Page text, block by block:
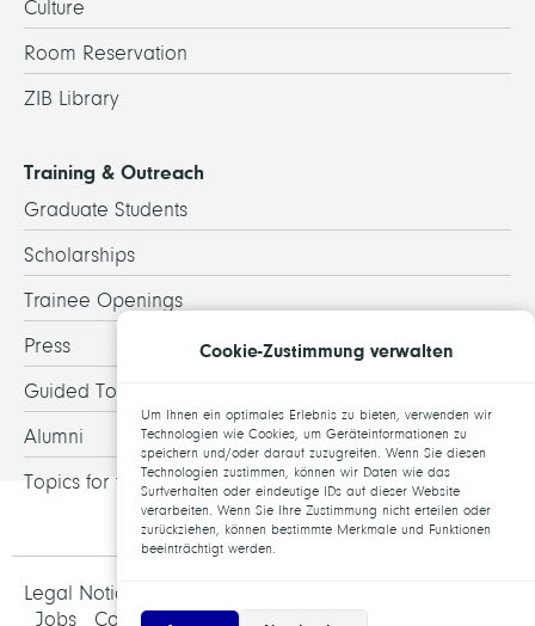
Culture
Room Reservation
ZIB Library
Training & Outreach
Graduate Students
Scholarships
Trainee Openings
Press
Guided Tours
Alumni
Topics for theses
Legal Notice and Data Protection
Jobs
Contact
Cookie-Zustimmung verwalten
Um Ihnen ein optimales Erlebnis zu bieten, verwenden wir
Technologien wie Cookies, um Geräteinformationen zu
speichern und/oder darauf zuzugreifen. Wenn Sie diesen
Technologien zustimmen, können wir Daten wie das
Surfverhalten oder eindeutige IDs auf dieser Website
verarbeiten. Wenn Sie Ihre Zustimmung nicht erteilen oder
zurückziehen, können bestimmte Merkmale und Funktionen
beeinträchtigt werden.